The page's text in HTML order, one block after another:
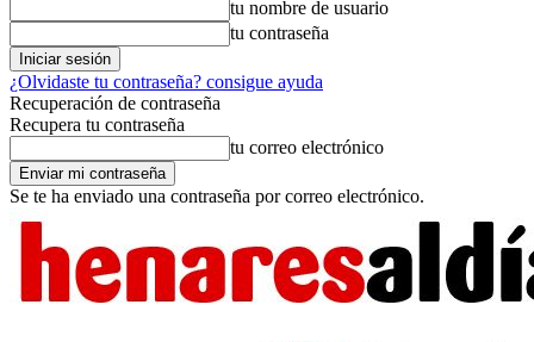
tu nombre de usuario
tu contraseña
¿Olvidaste tu contraseña? consigue ayuda
Recuperación de contraseña
Recupera tu contraseña
tu correo electrónico
Se te ha enviado una contraseña por correo electrónico.